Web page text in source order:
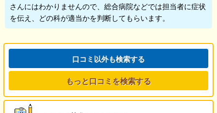
さんにはわかりませんので、総合病院などでは担当者に症状
を伝え、どの科が適当かを判断してもらいます。
口コミ以外も検索する
もっと口コミを検索する